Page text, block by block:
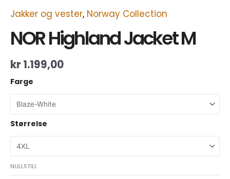
Jakker og vester, Norway Collection
NOR Highland Jacket M
kr 1.199,00
Farge
Størrelse
NULLSTILL